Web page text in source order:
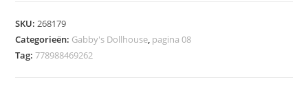
Camping
(Gabby
SKU: 268179
Categorieën: Gabby's Dollhouse pagina 08
Tag:778988469262